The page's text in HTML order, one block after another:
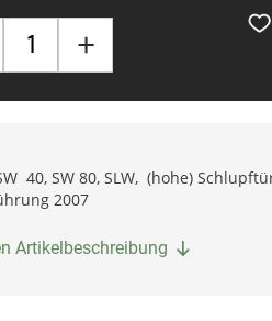
+
40, SW 80, SLW, (hohe)
2007
Artikelbeschreibung